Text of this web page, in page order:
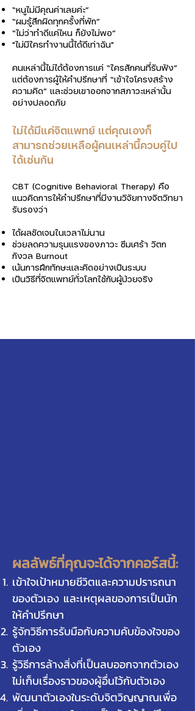
“หนูไม่มีคุณค่าเลยค่ะ”
“ผมรู้สึกผิดทุกครั้งที่พัก”
“ไม่ว่าทำดีแค่ไหน ก็ยังไม่พอ”
"ไม่มีใครทำงานนี้ได้ดีเท่าฉัน"
คนเหล่านี้ไม่ได้ต้องการแค่ “ใครสักคนที่รับฟัง”
แต่ต้องการผู้ให้คำปรึกษาที่ “เข้าใจโครงสร้าง
ความคิด” และช่วยเขาออกจากสภาวะเหล่านั้น
อย่างปลอดภัย
ไม่ได้มีแค่จิตแพทย์ แต่คุณเองก็
สามารถช่วยเหลือผู้คนเหล่านี้ควบคู่ไป
ได้เช่นกัน
CBT (Cognitive Behavioral Therapy) คือ
แนวคิดการให้คำปรึกษาที่มีงานวิจัยทางจิตวิทยา
รับรองว่า
ได้ผลชัดเจนในเวลาไม่นาน
ช่วยลดความรุนแรงของภาวะ ซึมเศร้า วิตก
กังวล Burnout
เน้นการฝึกทักษะและคิดอย่างเป็นระบบ
เป็นวิธีที่จิตแพทย์ทั่วโลกใช้กับผู้ป่วยจริง
ผลลัพธ์ที่คุณจะได้จากคอร์สนี้:
เข้าใจเป้าหมายชีวิตและความปรารถนา
ของตัวเอง และเหตุผลของการเป็นนัก
ให้คำปรึกษา
รู้จักวิธีการรับมือกับความคับข้องใจของ
ตัวเอง
รู้วิธีการล้างสิ่งที่เป็นลบออกจากตัวเอง
ไม่เก็บเรื่องราวของผู้อื่นไว้กับตัวเอง
พัฒนาตัวเองในระดับจิตวิญญาณเพื่อ